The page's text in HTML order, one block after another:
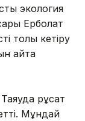
экология
Ерболат
толық кетіру
қайта
рұқсат
Мұндай